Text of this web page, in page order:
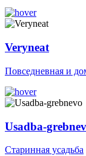
Veryneat
Повседневная и
Usadba-
Старинная усадьба